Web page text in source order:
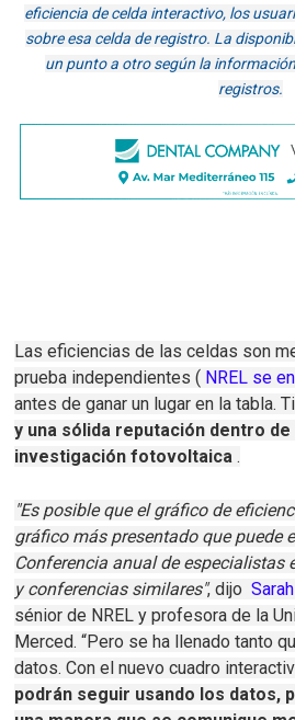
eficiencia de celda interactivo, los
sobre esa celda de registro. La
un punto a otro según la
registros.
Las eficiencias de las celdas son
prueba independientes ( NREL se
antes de ganar un lugar en la tabla.
y una sólida reputación dentro de
investigación fotovoltaica .
"Es posible que el gráfico de
gráfico más presentado que puede
Conferencia anual de especialistas
y conferencias similares", dijo
sénior de NREL y profesora de la
Merced.“Pero se ha llenado tanto
datos.Con el nuevo cuadro
podrán seguir usando los datos,